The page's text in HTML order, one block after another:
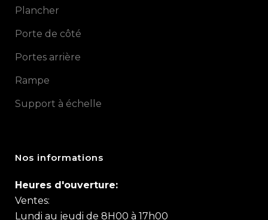
Plancher
Porte de côté
Portes arrière
Rampe
Support à échelle
Nos informations
Heures d'ouverture:
Ventes:
Lundi au jeudi de 8H00 à 17h00